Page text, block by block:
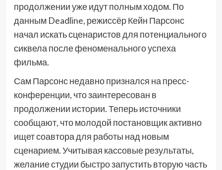
продолжении уже идут полным ходом. По
данным Deadline, режиссёр Кейн Парсонс
начал искать сценаристов для потенциального
сиквела после феноменального успеха
фильма.
Сам Парсонс недавно признался на пресс-
конференции, что заинтересован в
продолжении истории. Теперь источники
сообщают, что молодой постановщик активно
ищет соавтора для работы над новым
сценарием. Учитывая кассовые результаты,
желание студии быстро запустить вторую часть